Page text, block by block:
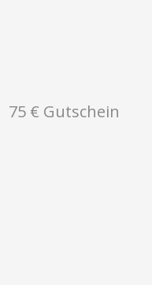
75 € Gutschein